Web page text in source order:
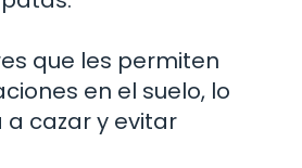
que les permiten
en el suelo, lo
a cazar y evitar